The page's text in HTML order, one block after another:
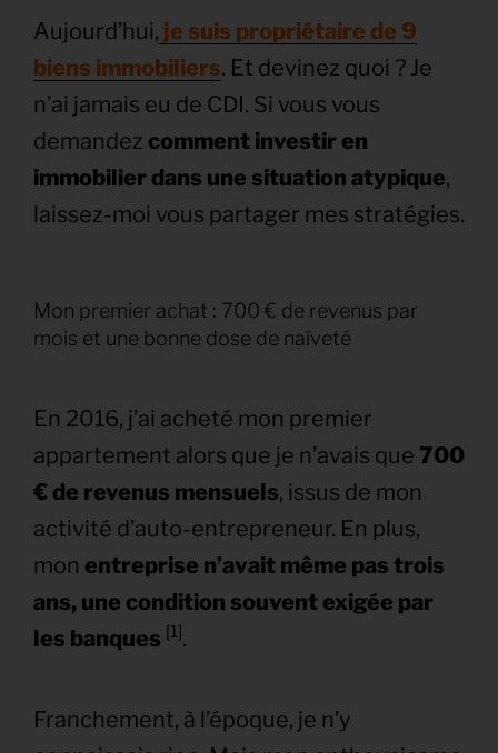
Aujourd’hui, je suis propriétaire de 9
biens immobiliers. Et devinez quoi ? Je
n’ai jamais eu de CDI. Si vous vous
demandez comment investir en
immobilier dans une situation atypique,
laissez-moi vous partager mes stratégies.
Mon premier achat : 700 € de revenus par
mois et une bonne dose de naïveté
En 2016, j’ai acheté mon premier
appartement alors que je n’avais que 700
€ de revenus mensuels, issus de mon
activité d’auto-entrepreneur. En plus,
mon entreprise n’avait même pas trois
ans, une condition souvent exigée par
les banques [1].
Franchement, à l’époque, je n’y